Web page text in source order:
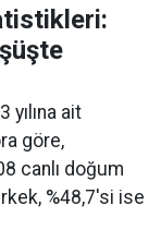
ait
göre,
canlı doğum
%48,7'si ise